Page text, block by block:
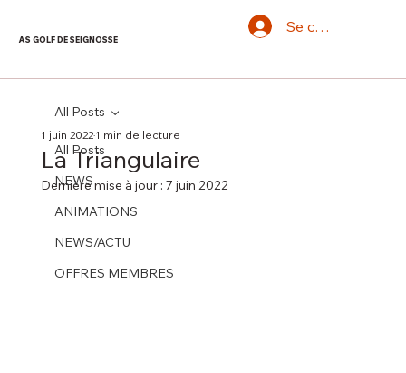
AS GOLF DE SEIGNOSSE
Se connecter
All Posts
NEWS
ANIMATIONS
NEWS/ACTU
OFFRES MEMBRES
All Posts
La Triangulaire
1 juin 20221 min de lecture
Dernière mise à jour : 7 juin 2022